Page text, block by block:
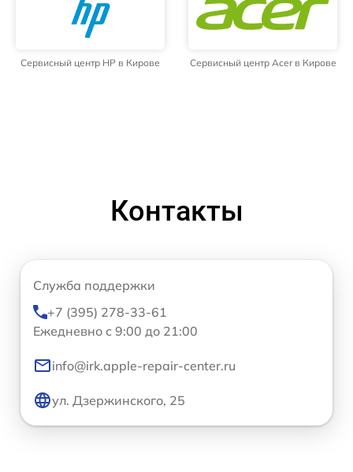
Сервисный центр HP в Кирове Сервисный центр Acer в Кирове
Контакты
Служба поддержки
+7 (395) 278-33-61
Ежедневно с 9:00 до 21:00
info@irk.apple-repair-center.ru
ул. Дзержинского, 25